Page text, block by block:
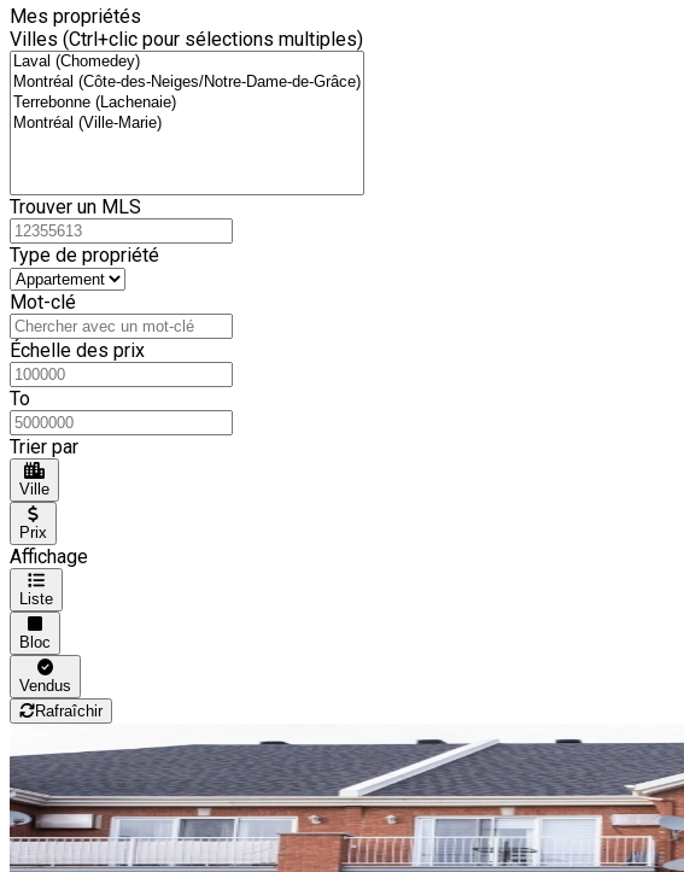
Mes propriétés
Villes (Ctrl+clic pour sélections multiples)
Trouver un MLS
Type de propriété
Mot-clé
Échelle des prix
To
Trier par
Ville
Prix
Affichage
Liste
Bloc
Vendus
Rafraîchir